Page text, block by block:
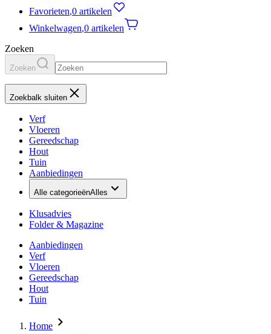
Favorieten,0 artikelen
Winkelwagen,0 artikelen
Zoeken
Zoeken
Zoekbalk sluiten
Verf
Vloeren
Gereedschap
Hout
Tuin
Aanbiedingen
Alle categorieënAlles
Klusadvies
Folder & Magazine
Aanbiedingen
Verf
Vloeren
Gereedschap
Hout
Tuin
Home